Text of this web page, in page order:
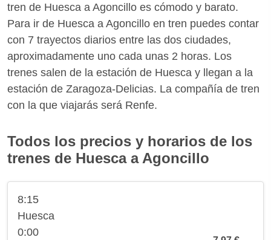
tren de Huesca a Agoncillo es cómodo y barato.
Para ir de Huesca a Agoncillo en tren puedes contar
con 7 trayectos diarios entre las dos ciudades,
aproximadamente uno cada unas 2 horas. Los
trenes salen de la estación de Huesca y llegan a la
estación de Zaragoza-Delicias. La compañía de tren
con la que viajarás será Renfe.
Todos los precios y horarios de los
trenes de Huesca a Agoncillo
8:15
Huesca
0:00